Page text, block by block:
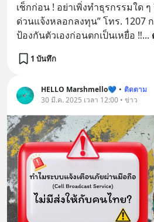
เช็กก่อน ! อย่าเพิ่งทำธุรกรรมใด
ด่วนแจ้งหลอกลงทุน” โทร. 1207
ป้องกันตัวเองก่อนตกเป็นเหยื่อ ‼...
1 บันทึก
HELLO Marshmello💙 • ติดตาม
30 มี.ค. 2025 เวลา 12:00 • ข่าว